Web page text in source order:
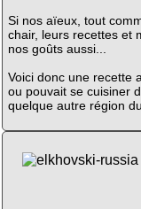
Si nos aïeux, tout
chair, leurs recettes et
nos goûts aussi...
Voici donc une recette
ou pouvait se cuisiner
quelque autre région du